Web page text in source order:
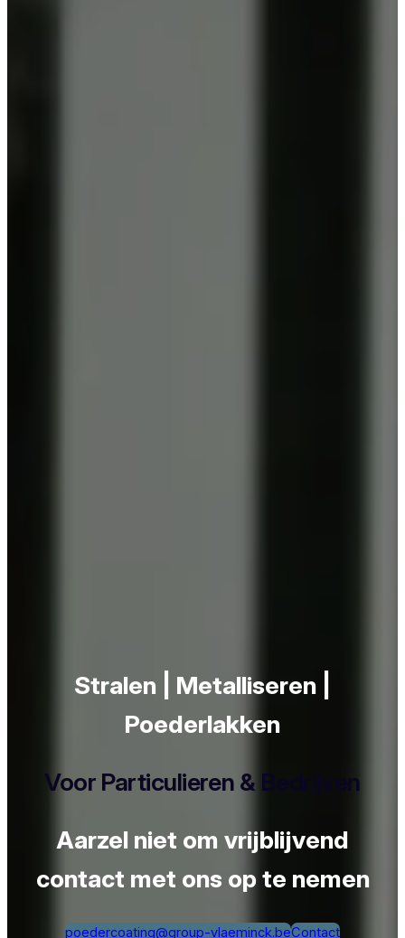
Stralen | Metalliseren |
Poederlakken
Voor Particulieren & Bedrijven
Aarzel niet om vrijblijvend
contact met ons op te nemen
poedercoating@group-vlaeminck.beContact